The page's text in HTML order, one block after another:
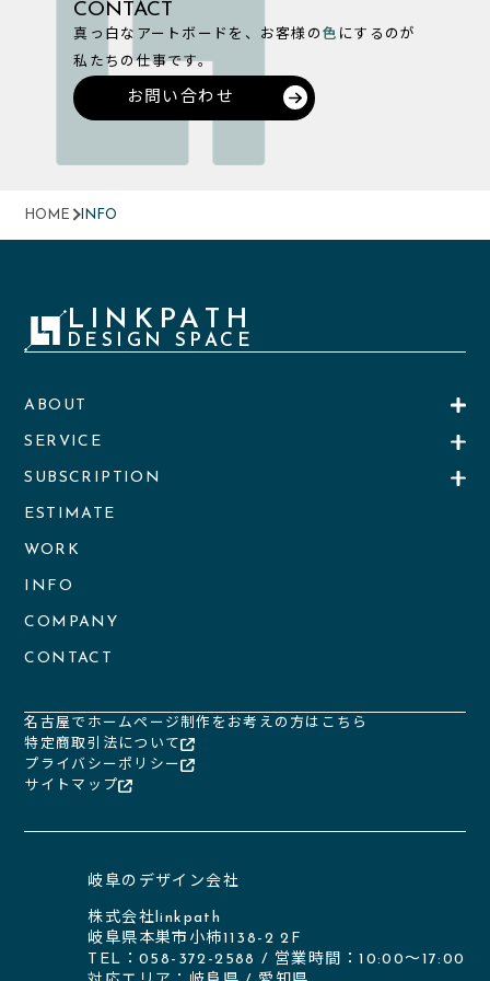
CONTACT
真っ白なアートボードを、お客様の 色 にするのが
私たちの仕事です。
お問い合わせ
HOME INFO
LINKPATH
DESIGN SPACE
ABOUT
SERVICE
SUBSCRIPTION
ESTIMATE
WORK
INFO
COMPANY
CONTACT
名古屋でホームページ制作をお考えの方はこちら
特定商取引法について
プライバシーポリシー
サイトマップ
岐阜のデザイン会社
株式会社linkpath
岐阜県本巣市小柿1138-2 2F
TEL：058-372-2588 / 営業時間：10:00〜17:00